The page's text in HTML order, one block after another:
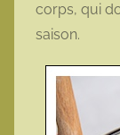
corps, qui
saison.